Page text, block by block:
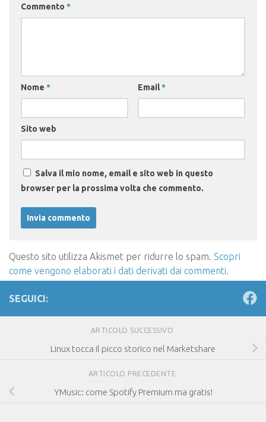
Commento *
Nome * Email*
Sito web
Salva il mio nome, email e sito web in questo
browser per la prossima volta che commento.
Questo sito utilizza Akismet per ridurre lo spam. Scopri
come vengono elaborati i dati derivati dai commenti.
SEGUICI:
ARTICOLO SUCCESSIVO
Linux tocca il picco storico nel Marketshare
ARTICOLO PRECEDENTE
YMusic: come Spotify Premium ma gratis!